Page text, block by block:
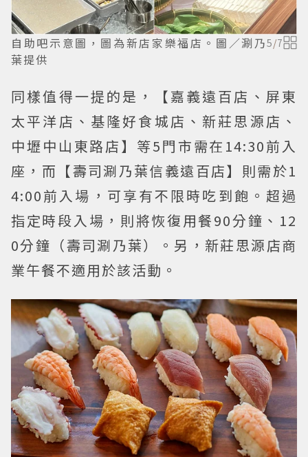
自助吧示意圖，圖為新店家樂福店。圖／涮乃
葉提供
5/7
同樣值得一提的是，【嘉義遠百店、屏東
太平洋店、基隆好食城店、新莊思源店、
中壢中山東路店】等5門市需在14:30前入
座，而【壽司涮乃葉信義遠百店】則需於1
4:00前入場，可享有不限時吃到飽。超過
指定時段入場，則將恢復用餐90分鐘、12
0分鐘（壽司涮乃葉）。另，新莊思源店商
業午餐不適用於該活動。